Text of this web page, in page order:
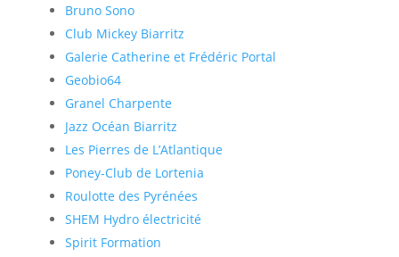
Bruno Sono
Club Mickey Biarritz
Galerie Catherine et Frédéric Portal
Geobio64
Granel Charpente
Jazz Océan Biarritz
Les Pierres de L’Atlantique
Poney-Club de Lortenia
Roulotte des Pyrénées
SHEM Hydro électricité
Spirit Formation